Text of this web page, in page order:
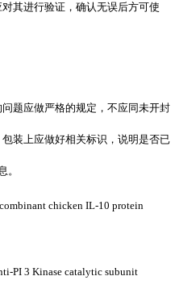
其进行验证，确认无误后方可使
题应做严格的规定，不应同未开封
装上应做好相关标识，说明是否已
。
chicken IL-10 protein
PI 3 Kinase catalytic subunit